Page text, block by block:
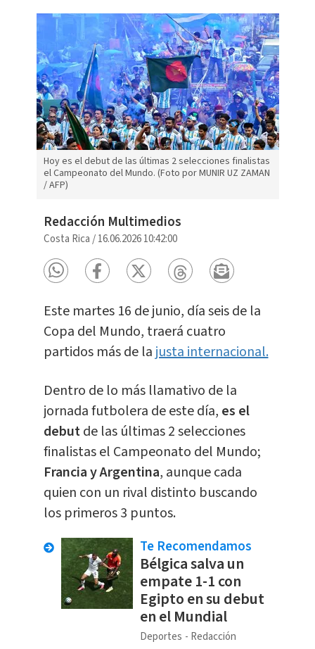
Hoy es el debut de las últimas 2 selecciones finalistas
el Campeonato del Mundo. (Foto por MUNIR UZ ZAMAN
/ AFP)
Redacción Multimedios
Costa Rica /16.06.2026 10:42:00
Este martes 16 de junio, día seis de la
Copa del Mundo, traerá cuatro
partidos más de la justa internacional.
Dentro de lo más llamativo de la
jornada futbolera de este día, es el
debutde las últimas 2 selecciones
finalistas el Campeonato del Mundo;
Francia y Argentina, aunque cada
quien con un rival distinto buscando
los primeros 3 puntos.
Te Recomendamos
Bélgica salva un
empate 1-1 con
Egipto en su debut
en el Mundial
Deportes
Redacción